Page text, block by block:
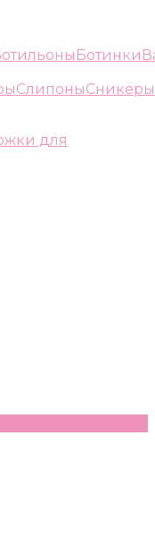
Ботинки
СлипоныСникеры
для